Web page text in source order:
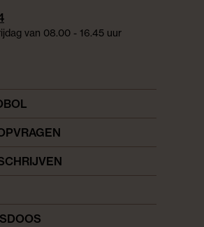
van 08.00 - 16.45 uur